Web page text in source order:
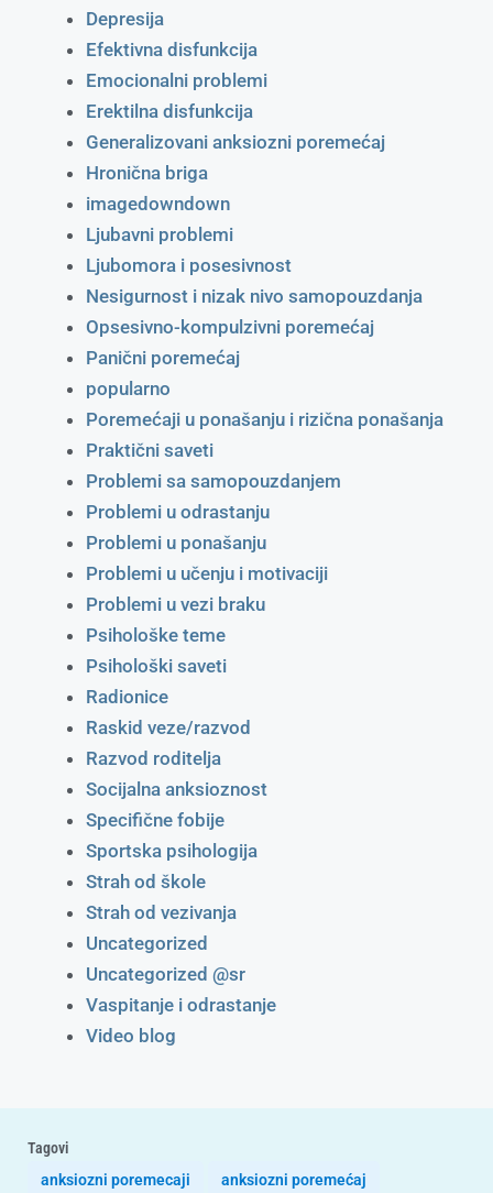
Depresija
Efektivna disfunkcija
Emocionalni problemi
Erektilna disfunkcija
Generalizovani anksiozni poremećaj
Hronična briga
imagedowndown
Ljubavni problemi
Ljubomora i posesivnost
Nesigurnost i nizak nivo samopouzdanja
Opsesivno-kompulzivni poremećaj
Panični poremećaj
popularno
Poremećaji u ponašanju i rizična ponašanja
Praktični saveti
Problemi sa samopouzdanjem
Problemi u odrastanju
Problemi u ponašanju
Problemi u učenju i motivaciji
Problemi u vezi braku
Psihološke teme
Psihološki saveti
Radionice
Raskid veze/razvod
Razvod roditelja
Socijalna anksioznost
Specifične fobije
Sportska psihologija
Strah od škole
Strah od vezivanja
Uncategorized
Uncategorized @sr
Vaspitanje i odrastanje
Video blog
Tagovi
anksiozni poremecaji
anksiozni poremećaj